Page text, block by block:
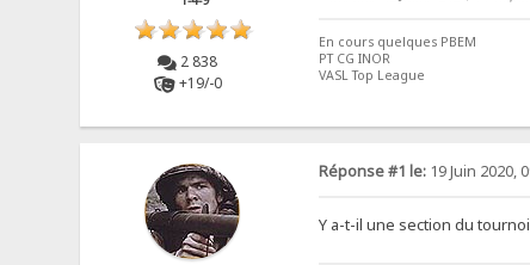
2 838
+19/-0
En cours quelques PBEM
PT CG INOR
VASL Top League
Réponse #1 le:19 Juin 2020,
Y a-t-il une section du